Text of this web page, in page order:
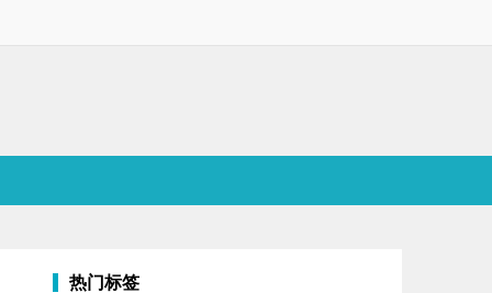
热门标签